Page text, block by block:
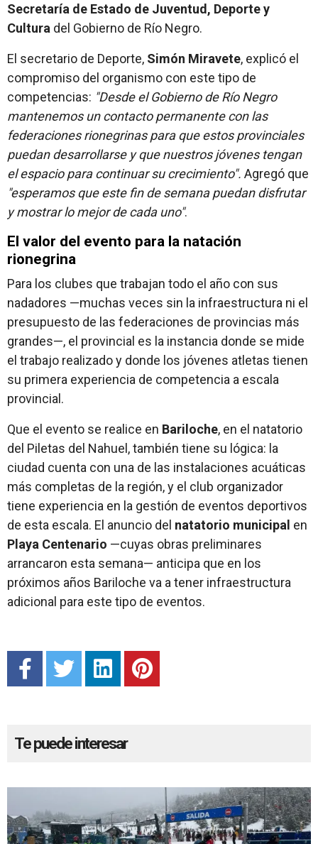
Secretaría de Estado de Juventud, Deporte y
Cultura del Gobierno de Río Negro.
El secretario de Deporte, Simón Miravete, explicó el
compromiso del organismo con este tipo de
competencias: "Desde el Gobierno de Río Negro
mantenemos un contacto permanente con las
federaciones rionegrinas para que estos provinciales
puedan desarrollarse y que nuestros jóvenes tengan
el espacio para continuar su crecimiento". Agregó que
"esperamos que este fin de semana puedan disfrutar
y mostrar lo mejor de cada uno".
El valor del evento para la natación
rionegrina
Para los clubes que trabajan todo el año con sus
nadadores —muchas veces sin la infraestructura ni el
presupuesto de las federaciones de provincias más
grandes—, el provincial es la instancia donde se mide
el trabajo realizado y donde los jóvenes atletas tienen
su primera experiencia de competencia a escala
provincial.
Que el evento se realice en Bariloche, en el natatorio
del Piletas del Nahuel, también tiene su lógica: la
ciudad cuenta con una de las instalaciones acuáticas
más completas de la región, y el club organizador
tiene experiencia en la gestión de eventos deportivos
de esta escala. El anuncio del natatorio municipal en
Playa Centenario —cuyas obras preliminares
arrancaron esta semana— anticipa que en los
próximos años Bariloche va a tener infraestructura
adicional para este tipo de eventos.
Te puede interesar